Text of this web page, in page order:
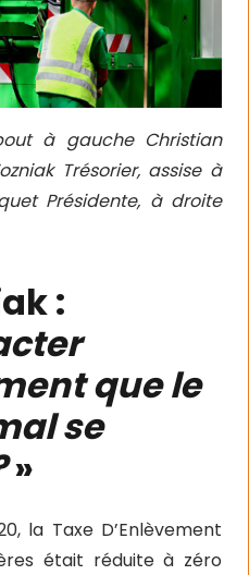
à gauche Christian
Trésorier, assise à
Présidente, à droite
:
que le
se
»
la Taxe D’Enlèvement
était réduite à zéro